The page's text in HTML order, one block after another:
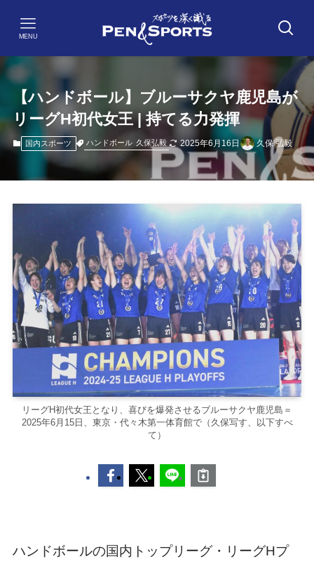
MENU
【ハンドボール】ブルーサクヤ鹿児島が
リーグH初代女王 | 持てる力発揮
国内スポーツ ハンドボール 久保弘毅 2025年6月16日 久保 弘毅
リーグH初代女王となり、喜びを爆発させるブルーサクヤ鹿児島＝
2025年6月15日、東京・代々木第一体育館で（久保写す、以下すべ
て）
ハンドボールの国内トップリーグ・リーグHプ